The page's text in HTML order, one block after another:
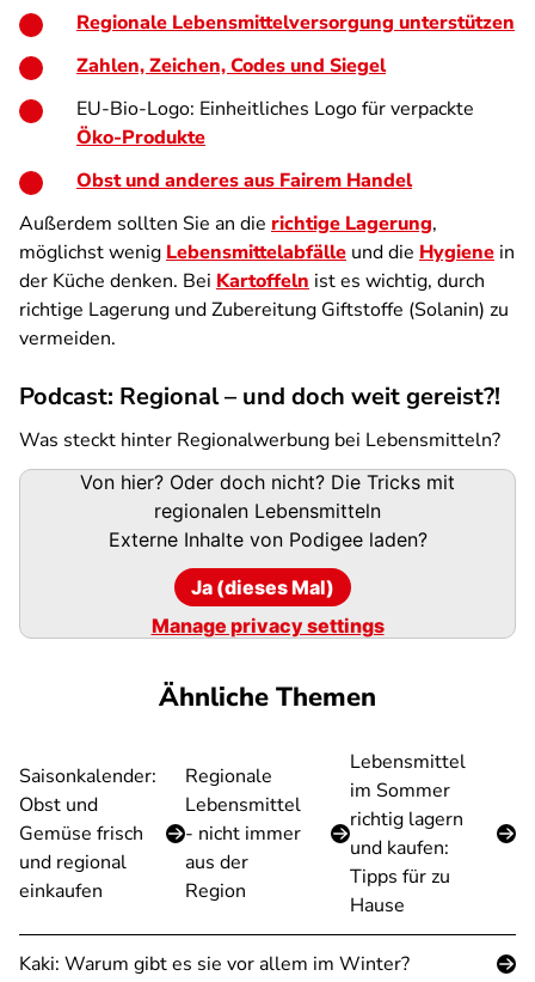
Regionale Lebensmittelversorgung unterstützen
Zahlen, Zeichen, Codes und Siegel
EU-Bio-Logo: Einheitliches Logo für verpackte
Öko-Produkte
Obst und anderes aus Fairem Handel
Außerdem sollten Sie an die richtige Lagerung,
möglichst wenig Lebensmittelabfälle und die Hygiene in
der Küche denken. Bei Kartoffeln ist es wichtig, durch
richtige Lagerung und Zubereitung Giftstoffe (Solanin) zu
vermeiden.
Podcast: Regional – und doch weit gereist?!
Was steckt hinter Regionalwerbung bei Lebensmitteln?
Podigee-Von hier? Oder doch nicht? Die Tricks mit
regionalen Lebensmitteln
Externe Inhalte von Podigeeladen?
Ja (dieses Mal)
Manage privacy settings
Ähnliche Themen
Saisonkalender:
Obst und
Gemüse frisch
und regional
einkaufen
Regionale
Lebensmittel
- nicht immer
aus der
Region
Lebensmittel
im Sommer
richtig lagern
und kaufen:
Tipps für zu
Hause
Kaki: Warum gibt es sie vor allem im Winter?